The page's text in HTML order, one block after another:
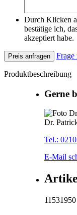
Durch Klicken
bestätige ich,
akzeptiert habe.
Preis anfragen Frage
Produktbeschreibung
Gerne
Dr.
Tel.:
E-Mail
11531950